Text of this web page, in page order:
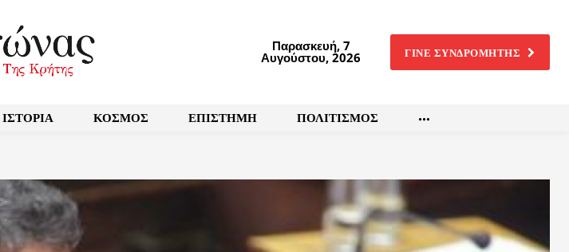
Παρασκευή, 7
Αυγούστου, 2026 ΓΙΝΕ ΣΥΝΔΡΟΜΗΤΗΣ
ΙΣΤΟΡΙΑ ΚΟΣΜΟΣ ΕΠΙΣΤΗΜΗ ΠΟΛΙΤΙΣΜΟΣ